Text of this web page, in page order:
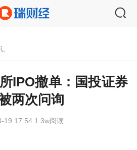
IPO撤单：国投证券
两次问询
19 17:54 1.3w阅读